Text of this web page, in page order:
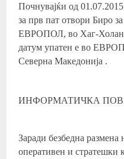
Почнувајќи од
за прв пат отвори Биро
ЕВРОПОЛ, во Хаг-
датум упатен е во
Северна Македонија .
ИНФОРМАТИЧКА
Заради безбедна
оперативен и стратешки